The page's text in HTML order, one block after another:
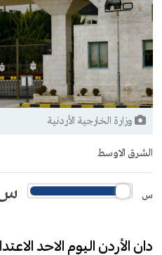
وزارة الخارجية الأردنية
الشرق الاوسط
س
دان الأردن اليوم الاحد